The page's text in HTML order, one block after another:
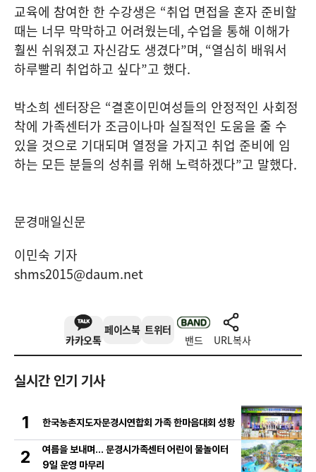
교육에 참여한 한 수강생은 “취업 면접을 혼자 준비할
때는 너무 막막하고 어려웠는데, 수업을 통해 이해가
훨씬 쉬워졌고 자신감도 생겼다”며, “열심히 배워서
하루빨리 취업하고 싶다”고 했다.
박소희 센터장은 “결혼이민여성들의 안정적인 사회정
착에 가족센터가 조금이나마 실질적인 도움을 줄 수
있을 것으로 기대되며 열정을 가지고 취업 준비에 임
하는 모든 분들의 성취를 위해 노력하겠다”고 말했다.
문경매일신문
이민숙 기자
shms2015@daum.net
카카오톡
페이스북 트위터
밴드 URL복사
실시간 인기 기사
1 한국농촌지도자문경시연합회 가족 한마음대회 성황
2
여름을 보내며… 문경시가족센터 어린이 물놀이터
9일 운영 마무리